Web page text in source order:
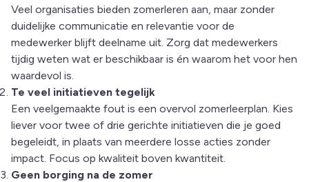
Veel organisaties bieden zomerleren aan, maar zonder
duidelijke communicatie en relevantie voor de
medewerker blijft deelname uit. Zorg dat medewerkers
tijdig weten wat er beschikbaar is én waarom het voor hen
waardevol is.
Te veel initiatieven tegelijk
Een veelgemaakte fout is een overvol zomerleerplan. Kies
liever voor twee of drie gerichte initiatieven die je goed
begeleidt, in plaats van meerdere losse acties zonder
impact. Focus op kwaliteit boven kwantiteit.
Geen borging na de zomer